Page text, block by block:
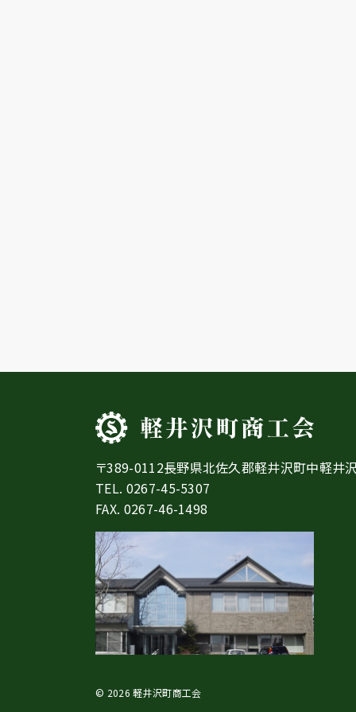
〒389-0112長野県北佐久郡軽井沢町中軽井
TEL. 0267-45-5307
FAX. 0267-46-1498
© 2026 軽井沢町商工会